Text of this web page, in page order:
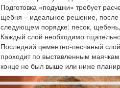
Подготовка «подушки» требует
щебня – идеальное решение, после
следующем порядке: песок, щебень,
Каждый слой необходимо
Последний цементно-песчаный
проходит по выставленным
конце не был выше или ниже